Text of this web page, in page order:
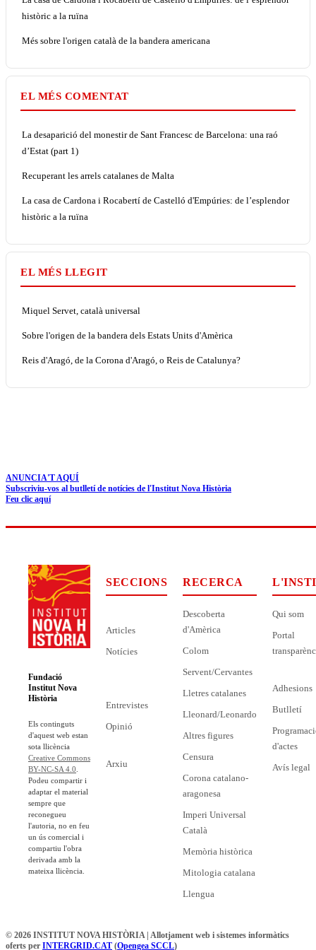
històric a la ruïna
Més sobre l'origen català de la bandera americana
EL MÉS COMENTAT
La desaparició del monestir de Sant Francesc de Barcelona: una raó
d’Estat (part 1)
Recuperant les arrels catalanes de Malta
La casa de Cardona i Rocabertí de Castelló d'Empúries: de l’esplendor
històric a la ruïna
EL MÉS LLEGIT
Miquel Servet, català universal
Sobre l'origen de la bandera dels Estats Units d'Amèrica
Reis d'Aragó, de la Corona d'Aragó, o Reis de Catalunya?
ANUNCIA'T AQUÍ
Subscriviu-vos al butlletí de notícies de l'Institut Nova Història
Feu clic aquí
Fundació
Institut Nova
Història
Els continguts
d'aquest web estan
sota llicència
Creative Commons
BY-NC-SA 4.0
Podeu compartir i
adaptar el material
sempre que
reconegueu
l'autoria, no en feu
un ús comercial i
compartiu l'obra
derivada amb la
mateixa llicència.
SECCIONS
Articles
Notícies
Entrevistes
Opinió
Arxiu
RECERCA
Descoberta
d'Amèrica
Colom
Servent/Cervantes
Lletres catalanes
Lleonard/Leonardo
Altres figures
Censura
Corona catalano-
aragonesa
Imperi Universal
Català
Memòria històrica
Mitologia catalana
Llengua
Qui som
Portal
Adhesions
Butlletí
d'actes
Avís legal
© 2026 INSTITUT NOVA HISTÒRIA | Allotjament web i sistemes informàtics
oferts per INTERGRID.CAT (Opengea SCCL)